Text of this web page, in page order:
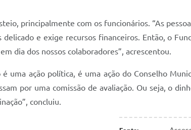
principalmente com os funcionários. “As
e exige recursos financeiros. Então, o
dia dos nossos colaboradores”, acrescentou.
uma ação política, é uma ação do Conselho
por uma comissão de avaliação. Ou seja, o
concluiu.